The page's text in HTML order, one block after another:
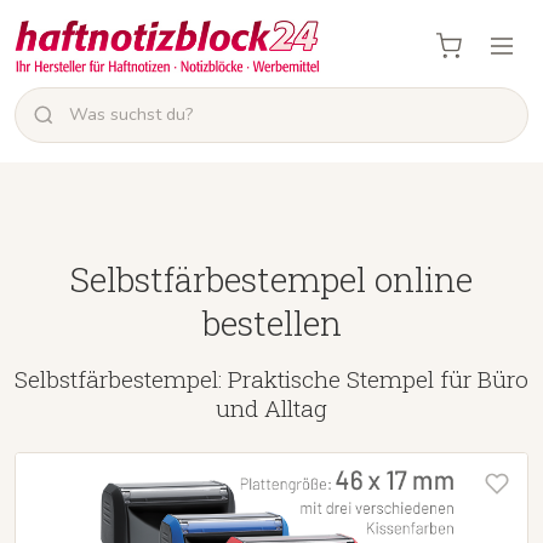
Selbstfärbestempel online
bestellen
Selbstfärbestempel: Praktische Stempel für Büro
und Alltag